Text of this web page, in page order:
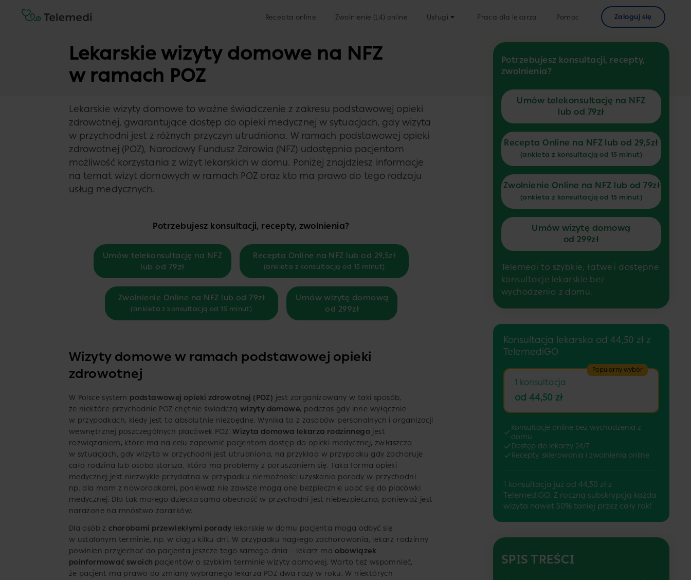
Recepta online Zwolnienie (L4) online Usługi Praca dla lekarza Pomoc Zaloguj się
Lekarskie wizyty domowe na NFZ
w ramach POZ
Lekarskie wizyty domowe to ważne świadczenie z zakresu podstawowej opieki
zdrowotnej, gwarantujące dostęp do opieki medycznej w sytuacjach, gdy wizyta
w przychodni jest z różnych przyczyn utrudniona. W ramach podstawowej opieki
zdrowotnej (POZ), Narodowy Fundusz Zdrowia (NFZ) udostępnia pacjentom
możliwość korzystania z wizyt lekarskich w domu. Poniżej znajdziesz informacje
na temat wizyt domowych w ramach POZ oraz kto ma prawo do tego rodzaju
usług medycznych.
Potrzebujesz konsultacji, recepty, zwolnienia?
Umów telekonsultację na NFZ
lub od 79zł
Recepta Online na NFZ lub od 29,5zł
(ankieta z konsultacją od 15 minut)
Zwolnienie Online na NFZ lub od 79zł
(ankieta z konsultacją od 15 minut)
Umów wizytę domową
od 299zł
Wizyty domowe w ramach podstawowej opieki
zdrowotnej
W Polsce system podstawowej opieki zdrowotnej (POZ) jest zorganizowany w taki sposób,
że niektóre przychodnie POZ chętnie świadczą wizyty domowe, podczas gdy inne wyłącznie
w przypadkach, kiedy jest to absolutnie niezbędne. Wynika to z zasobów personalnych i organizacji
wewnętrznej poszczególnych placówek POZ.Wizyta domowa lekarza rodzinnegojest
rozwiązaniem, które ma na celu zapewnić pacjentom dostęp do opieki medycznej, zwłaszcza
w sytuacjach, gdy wizyta w przychodni jest utrudniona, na przykład w przypadku gdy zachoruje
cała rodzina lub osoba starsza, która ma problemy z poruszaniem się. Taka forma opieki
medycznej jest niezwykle przydatna w przypadku niemożności uzyskania porady w przychodni
np. dla mam z noworodkami, ponieważ nie zawsze mogą one bezpiecznie udać się do placówki
medycznej. Dla tak małego dziecka sama obecność w przychodni jest niebezpieczna, ponieważ jest
narażone na mnóstwo zarazków.
Dla osób z chorobami przewlekłymi porady lekarskie w domu pacjenta mogą odbyć się
w ustalonym terminie, np. w ciągu kilku dni. W przypadku nagłego zachorowania, lekarz rodzinny
powinien przyjechać do pacjenta jeszcze tego samego dnia – lekarz ma obowiązek
poinformować swoich pacjentów o szybkim terminie wizyty domowej. Warto też wspomnieć,
że pacjent ma prawo do zmiany wybranego lekarza POZ dwa razy w roku. W niektórych
Potrzebujesz konsultacji, recepty,
zwolnienia?
Umów telekonsultację na NFZ
lub od 79zł
Recepta Online na NFZ lub od 29,5zł
(ankieta z konsultacją od 15 minut)
Zwolnienie Online na NFZ lub od 79zł
(ankieta z konsultacją od 15 minut)
Umów wizytę domową
od 299zł
Telemedi to szybkie, łatwe i dostępne
konsultacje lekarskie bez
wychodzenia z domu.
Konsultacja lekarska od 44,50 zł z
TelemediGO
Popularny wybór
1 konsultacja
od 44,50 zł
Konsultacje online bez wychodzenia z
domu
Dostęp do lekarzy 24/7
Recepty, skierowania i zwolnienia online
1 konsultacja już od 44,50 zł z
TelemediGO. Z roczną subskrypcją każda
wizyta nawet 50% taniej przez cały rok!
SPIS TREŚCI